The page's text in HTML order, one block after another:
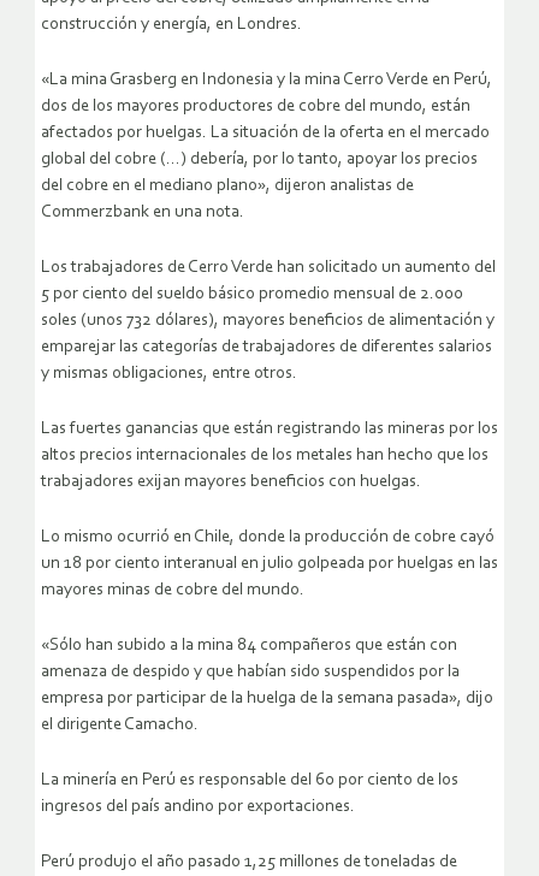
construcción y energía, en Londres.
«La mina Grasberg en Indonesia y la mina Cerro Verde en Perú,
dos de los mayores productores de cobre del mundo, están
afectados por huelgas. La situación de la oferta en el mercado
global del cobre (…) debería, por lo tanto, apoyar los precios
del cobre en el mediano plano», dijeron analistas de
Commerzbank en una nota.
Los trabajadores de Cerro Verde han solicitado un aumento del
5 por ciento del sueldo básico promedio mensual de 2.000
soles (unos 732 dólares), mayores beneficios de alimentación y
emparejar las categorías de trabajadores de diferentes salarios
y mismas obligaciones, entre otros.
Las fuertes ganancias que están registrando las mineras por los
altos precios internacionales de los metales han hecho que los
trabajadores exijan mayores beneficios con huelgas.
Lo mismo ocurrió en Chile, donde la producción de cobre cayó
un 18 por ciento interanual en julio golpeada por huelgas en las
mayores minas de cobre del mundo.
«Sólo han subido a la mina 84 compañeros que están con
amenaza de despido y que habían sido suspendidos por la
empresa por participar de la huelga de la semana pasada», dijo
el dirigente Camacho.
La minería en Perú es responsable del 60 por ciento de los
ingresos del país andino por exportaciones.
Perú produjo el año pasado 1,25 millones de toneladas de